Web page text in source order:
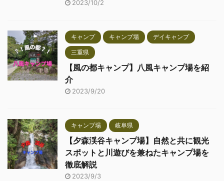
2023/10/2
キャンプ キャンプ場 デイキャンプ
三重県
【風の都キャンプ】八風キャンプ場を紹
介
2023/9/20
キャンプ場 岐阜県
【夕森渓谷キャンプ場】自然と共に観光
スポットと川遊びを兼ねたキャンプ場を
徹底解説
2023/9/3